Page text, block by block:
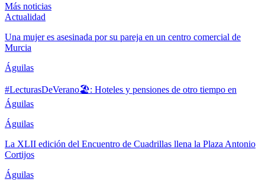
Más noticias
Actualidad
Una mujer es asesinada por su pareja en un centro comercial de
Murcia
Águilas
#LecturasDeVerano🏖: Hoteles y pensiones de otro tiempo en
Águilas
Águilas
La XLII edición del Encuentro de Cuadrillas llena la Plaza Antonio
Cortijos
Águilas